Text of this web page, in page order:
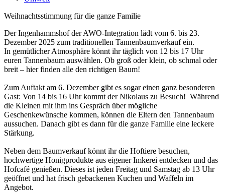
Weihnachtsstimmung für die ganze Familie⁠
Der Ingenhammshof der AWO-Integration lädt vom 6. bis 23.
Dezember 2025 zum traditionellen Tannenbaumverkauf ein.
In gemütlicher Atmosphäre könnt ihr täglich von 12 bis 17 Uhr
euren Tannenbaum auswählen. Ob groß oder klein, ob schmal oder
breit – hier finden alle den richtigen Baum!
Zum Auftakt am 6. Dezember gibt es sogar einen ganz besonderen
Gast: Von 14 bis 16 Uhr kommt der Nikolaus zu Besuch! Während
die Kleinen mit ihm ins Gespräch über mögliche
Geschenkewünsche kommen, können die Eltern den Tannenbaum
aussuchen. Danach gibt es dann für die ganze Familie eine leckere
Stärkung.
Neben dem Baumverkauf könnt ihr die Hoftiere besuchen,
hochwertige Honigprodukte aus eigener Imkerei entdecken und das
Hofcafé genießen. Dieses ist jeden Freitag und Samstag ab 13 Uhr
geöffnet und hat frisch gebackenen Kuchen und Waffeln im
Angebot.